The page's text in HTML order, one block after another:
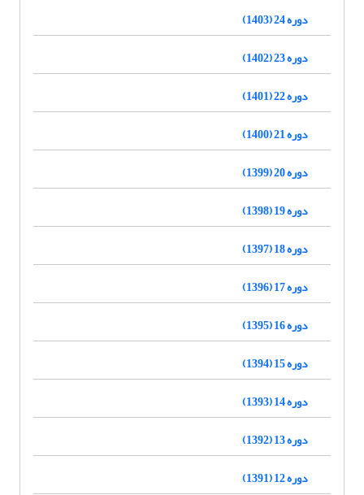
دوره 24 (1403)
دوره 23 (1402)
دوره 22 (1401)
دوره 21 (1400)
دوره 20 (1399)
دوره 19 (1398)
دوره 18 (1397)
دوره 17 (1396)
دوره 16 (1395)
دوره 15 (1394)
دوره 14 (1393)
دوره 13 (1392)
دوره 12 (1391)